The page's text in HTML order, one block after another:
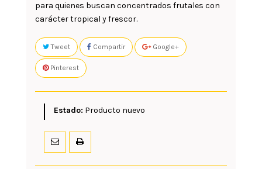
para quienes buscan concentrados frutales con
carácter tropical y frescor.
Tweet Compartir Google+
Pinterest
Estado: Producto nuevo